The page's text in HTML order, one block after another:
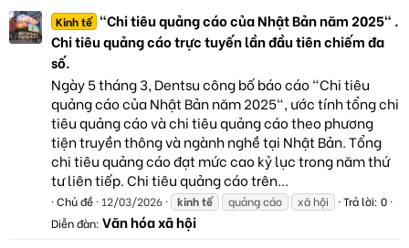
Kinh tế "Chi tiêu quảng cáo của Nhật Bản năm 2025" .
Chi tiêu quảng cáo trực tuyến lần đầu tiên chiếm đa
số.
Ngày 5 tháng 3, Dentsu công bố báo cáo "Chi tiêu
quảng cáo của Nhật Bản năm 2025", ước tính tổng chi
tiêu quảng cáo và chi tiêu quảng cáo theo phương
tiện truyền thông và ngành nghề tại Nhật Bản. Tổng
chi tiêu quảng cáo đạt mức cao kỷ lục trong năm thứ
tư liên tiếp. Chi tiêu quảng cáo trên...
Chủ đề 12/03/2026 kinhtế quảng cáo xã hội
Trả lời: 0
Diễn đàn: Văn hóa xã hội